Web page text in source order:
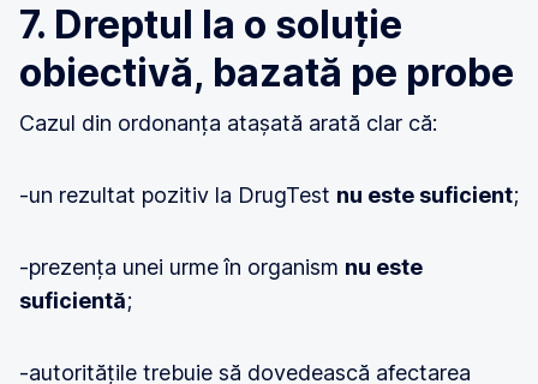
7. Dreptul la o soluție
obiectivă, bazată pe probe
Cazul din ordonanța atașată arată clar că:
-un rezultat pozitiv la DrugTest nu este suficient;
-prezența unei urme în organism nu este
suficientă;
-autoritățile trebuie să dovedească afectarea